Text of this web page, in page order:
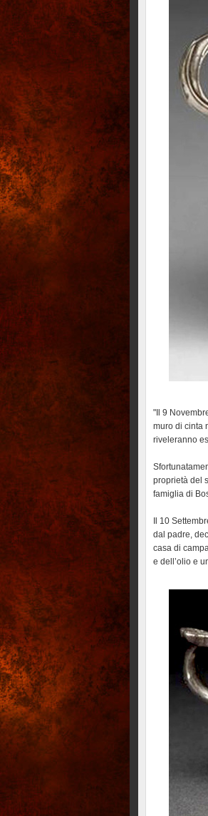
"Il 9
muro di cinta
riveleranno
proprietà del
famiglia di
Il 10
dal padre,
casa di
e dell’olio e